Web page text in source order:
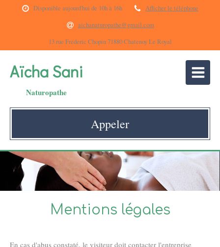
Disponible aujourd'hui de 10h à 16h
Afficher le téléphone
aichanaturopathe@gmail.com
13 rue Frederic Chopin 71880 Chatenoy Le Royal
Aïcha Sani
Naturopathe
Appeler
Mentions légales
En cas d'abus constaté, le visiteur doit contacter l'entreprise